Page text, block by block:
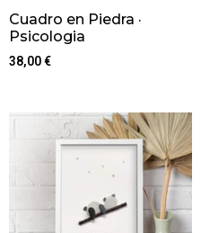
Cuadro en Piedra ·
Psicologia
38,00€